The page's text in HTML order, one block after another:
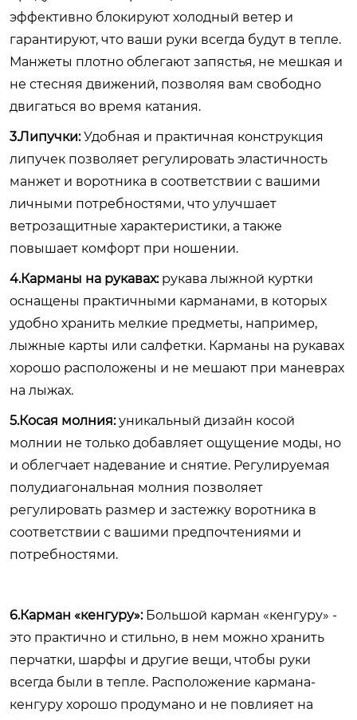
эффективно блокируют холодный ветер и
гарантируют, что ваши руки всегда будут в тепле.
Манжеты плотно облегают запястья, не мешкая и
не стесняя движений, позволяя вам свободно
двигаться во время катания.
3.Липучки:Удобная и практичная конструкция
липучек позволяет регулировать эластичность
манжет и воротника в соответствии с вашими
личными потребностями, что улучшает
ветрозащитные характеристики, а также
повышает комфорт при ношении.
4.Карманы на рукавах:рукава лыжной куртки
оснащены практичными карманами, в которых
удобно хранить мелкие предметы, например,
лыжные карты или салфетки. Карманы на рукавах
хорошо расположены и не мешают при маневрах
на лыжах.
5.Косая молния:уникальный дизайн косой
молнии не только добавляет ощущение моды, но
и облегчает надевание и снятие. Регулируемая
полудиагональная молния позволяет
регулировать размер и застежку воротника в
соответствии с вашими предпочтениями и
потребностями.
6.Карман «кенгуру»:Большой карман «кенгуру» -
это практично и стильно, в нем можно хранить
перчатки, шарфы и другие вещи, чтобы руки
всегда были в тепле. Расположение кармана-
кенгуру хорошо продумано и не повлияет на